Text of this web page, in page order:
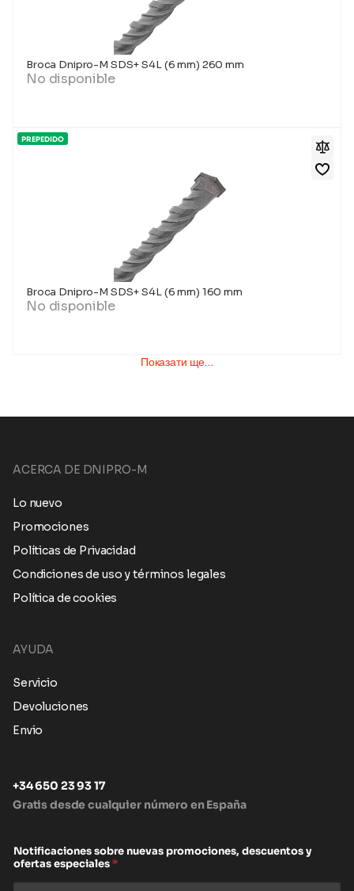
Broca Dnipro-M SDS+ S4L (6 mm) 260 mm
No disponible
PREPEDIDO
Broca Dnipro-M SDS+ S4L (6 mm) 160 mm
No disponible
Показати ще…
ACERCA DE DNIPRO-M
Lo nuevo
Promociones
Políticas de Privacidad
Condiciones de uso y términos legales
Política de cookies
AYUDA
Servicio
Devoluciones
Envio
+34 650 23 93 17
Gratis desde cualquier número en España
Notificaciones sobre nuevas promociones, descuentos y
ofertas especiales*